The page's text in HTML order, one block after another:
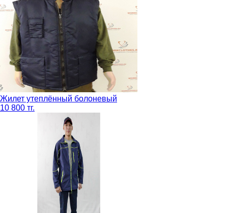
Жилет утеплённый болоневый
10 800 тг.